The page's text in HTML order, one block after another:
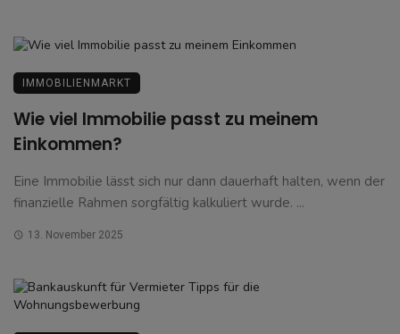
IMMOBILIENMARKT
Wie viel Immobilie passt zu meinem
Einkommen?
Eine Immobilie lässt sich nur dann dauerhaft halten, wenn der
finanzielle Rahmen sorgfältig kalkuliert wurde. ...
13. November 2025